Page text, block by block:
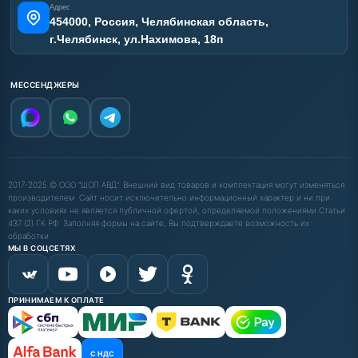
Адрес
454000, Россия, Челябинская область,
г.Челябинск, ул.Нахимова, 18п
МЕССЕНДЖЕРЫ
2017-2025 © ООО "ШОП АВД". Внешний вид товаров и комплектация могут изменяться
производителем. Сайт носит исключительно информационный характер и ни при
каких условиях не является публичной офертой, определяемой положениями Статьи
437 (2) ГК РФ. Заполняя формы на сайте, Вы подтверждаете возможность их
обработки.
МЫ В СОЦСЕТЯХ
ПРИНИМАЕМ К ОПЛАТЕ
С НДС